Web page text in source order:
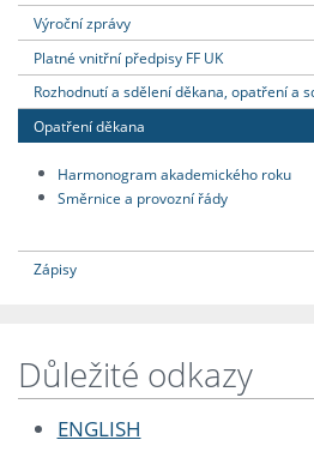
Výroční zprávy
Platné vnitřní předpisy FF UK
Rozhodnutí a sdělení děkana, opatření a
Opatření děkana
Harmonogram akademického roku
Směrnice a provozní řády
Zápisy
Důležité odkazy
ENGLISH